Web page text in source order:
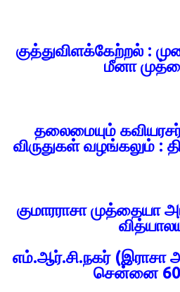
குத்துவிளக்கேற்றல் :
மீனா
தலைமையும்
விருதுகள் வழங்கலும் :
குமாரராசா முத்தையா
எம்.ஆர்.சி.நகர்
சென்னை